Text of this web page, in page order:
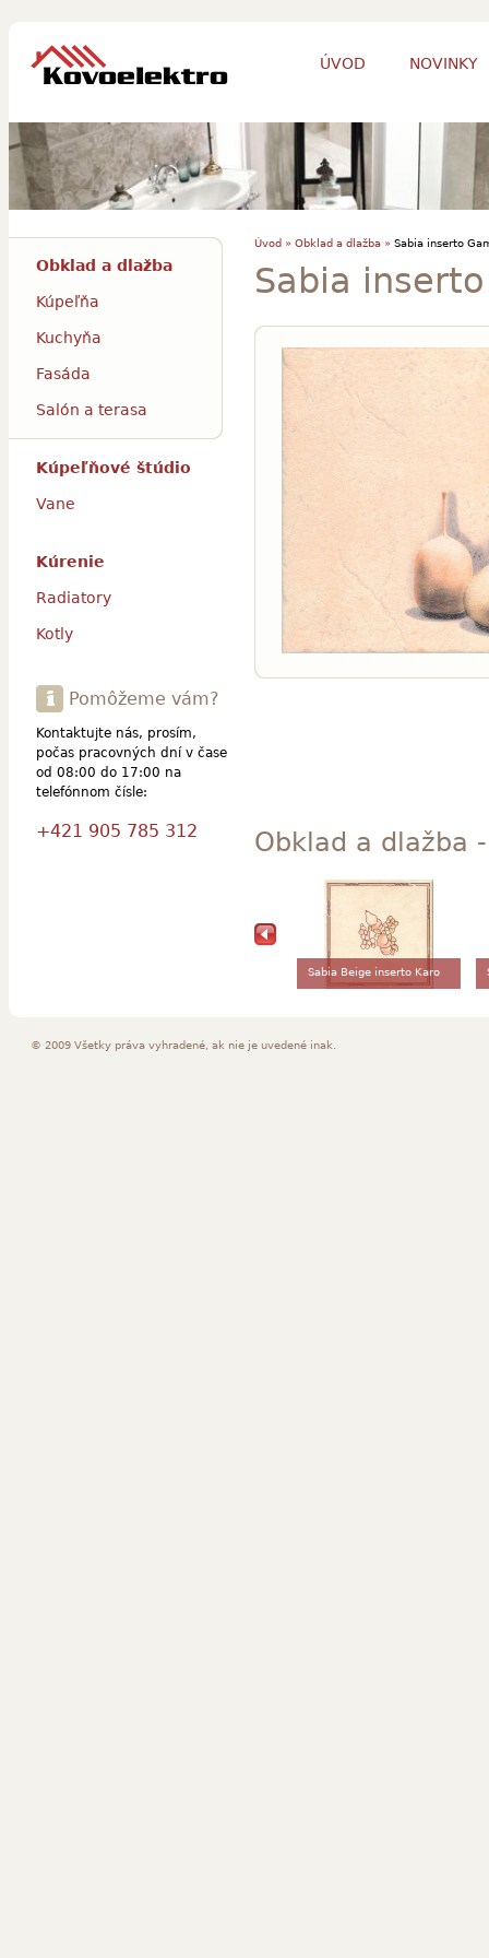
ÚVOD NOVINKY
Úvod » Obklad a dlažba »Sabia inserto
Sabia
Obklad a dlažba
Sabia Beige inserto Karo
Obklad a dlažba
Kúpeľňa
Kuchyňa
Fasáda
Salón a terasa
Kúpeľňové štúdio
Vane
Kúrenie
Radiatory
Kotly
Pomôžeme vám?
Kontaktujte nás, prosím,
počas pracovných dní v čase
od 08:00 do 17:00 na
telefónnom čísle:
+421 905 785 312
© 2009 Všetky práva vyhradené, ak nie je uvedené inak.